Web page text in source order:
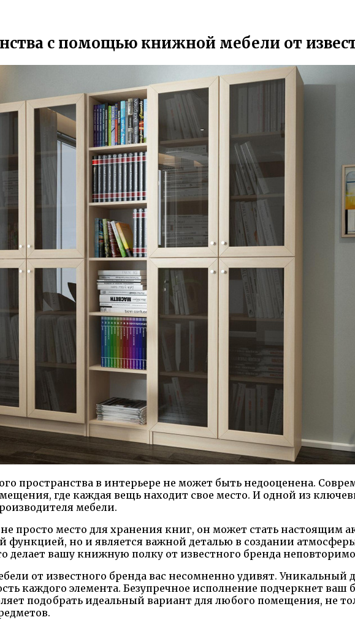
с помощью книжной мебели от
пространства в интерьере не может быть недооценена.
где каждая вещь находит свое место. И одной из
мебели.
просто место для хранения книг, он может стать
функцией, но и является важной деталью в создании
делает вашу книжную полку от известного бренда
от известного бренда вас несомненно удивят.
каждого элемента. Безупречное исполнение подчеркнет
подобрать идеальный вариант для любого помещения, не